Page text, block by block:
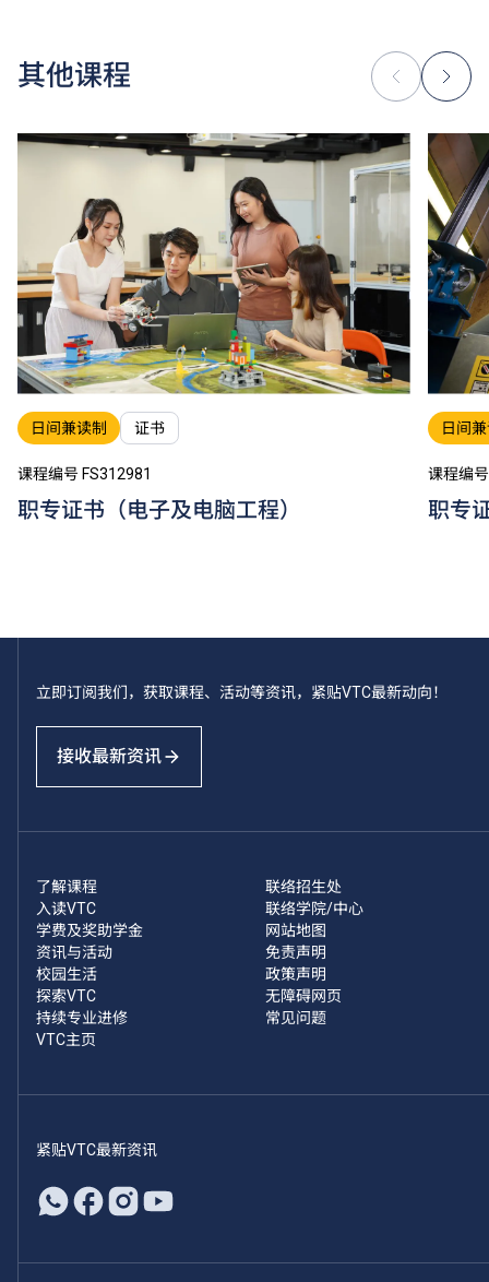
其他课程
日间兼读制 证书
课程编号 FS312981
职专证书（电子及电脑工程）
日间
课程编
职专
立即订阅我们，获取课程、活动等资讯，紧贴VTC最新动向！
接收最新资讯
了解课程
入读VTC
学费及奖助学金
资讯与活动
校园生活
探索VTC
持续专业进修
VTC主页
联络招生处
联络学院/中心
网站地图
免责声明
政策声明
无障碍网页
常见问题
紧贴VTC最新资讯